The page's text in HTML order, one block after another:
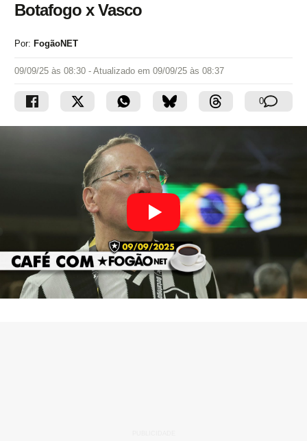
Botafogo x Vasco
Por: FogãoNET
09/09/25 às 08:30 - Atualizado em 09/09/25 às 08:37
0